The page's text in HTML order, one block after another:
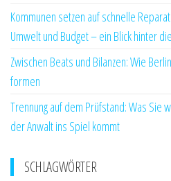
Kommunen setzen auf schnelle
Umwelt und Budget – ein Blick hinter
Zwischen Beats und Bilanzen: Wie
formen
Trennung auf dem Prüfstand: Was Sie
der Anwalt ins Spiel kommt
SCHLAGWÖRTER